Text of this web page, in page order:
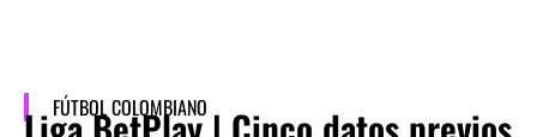
FÚTBOL COLOMBIANO